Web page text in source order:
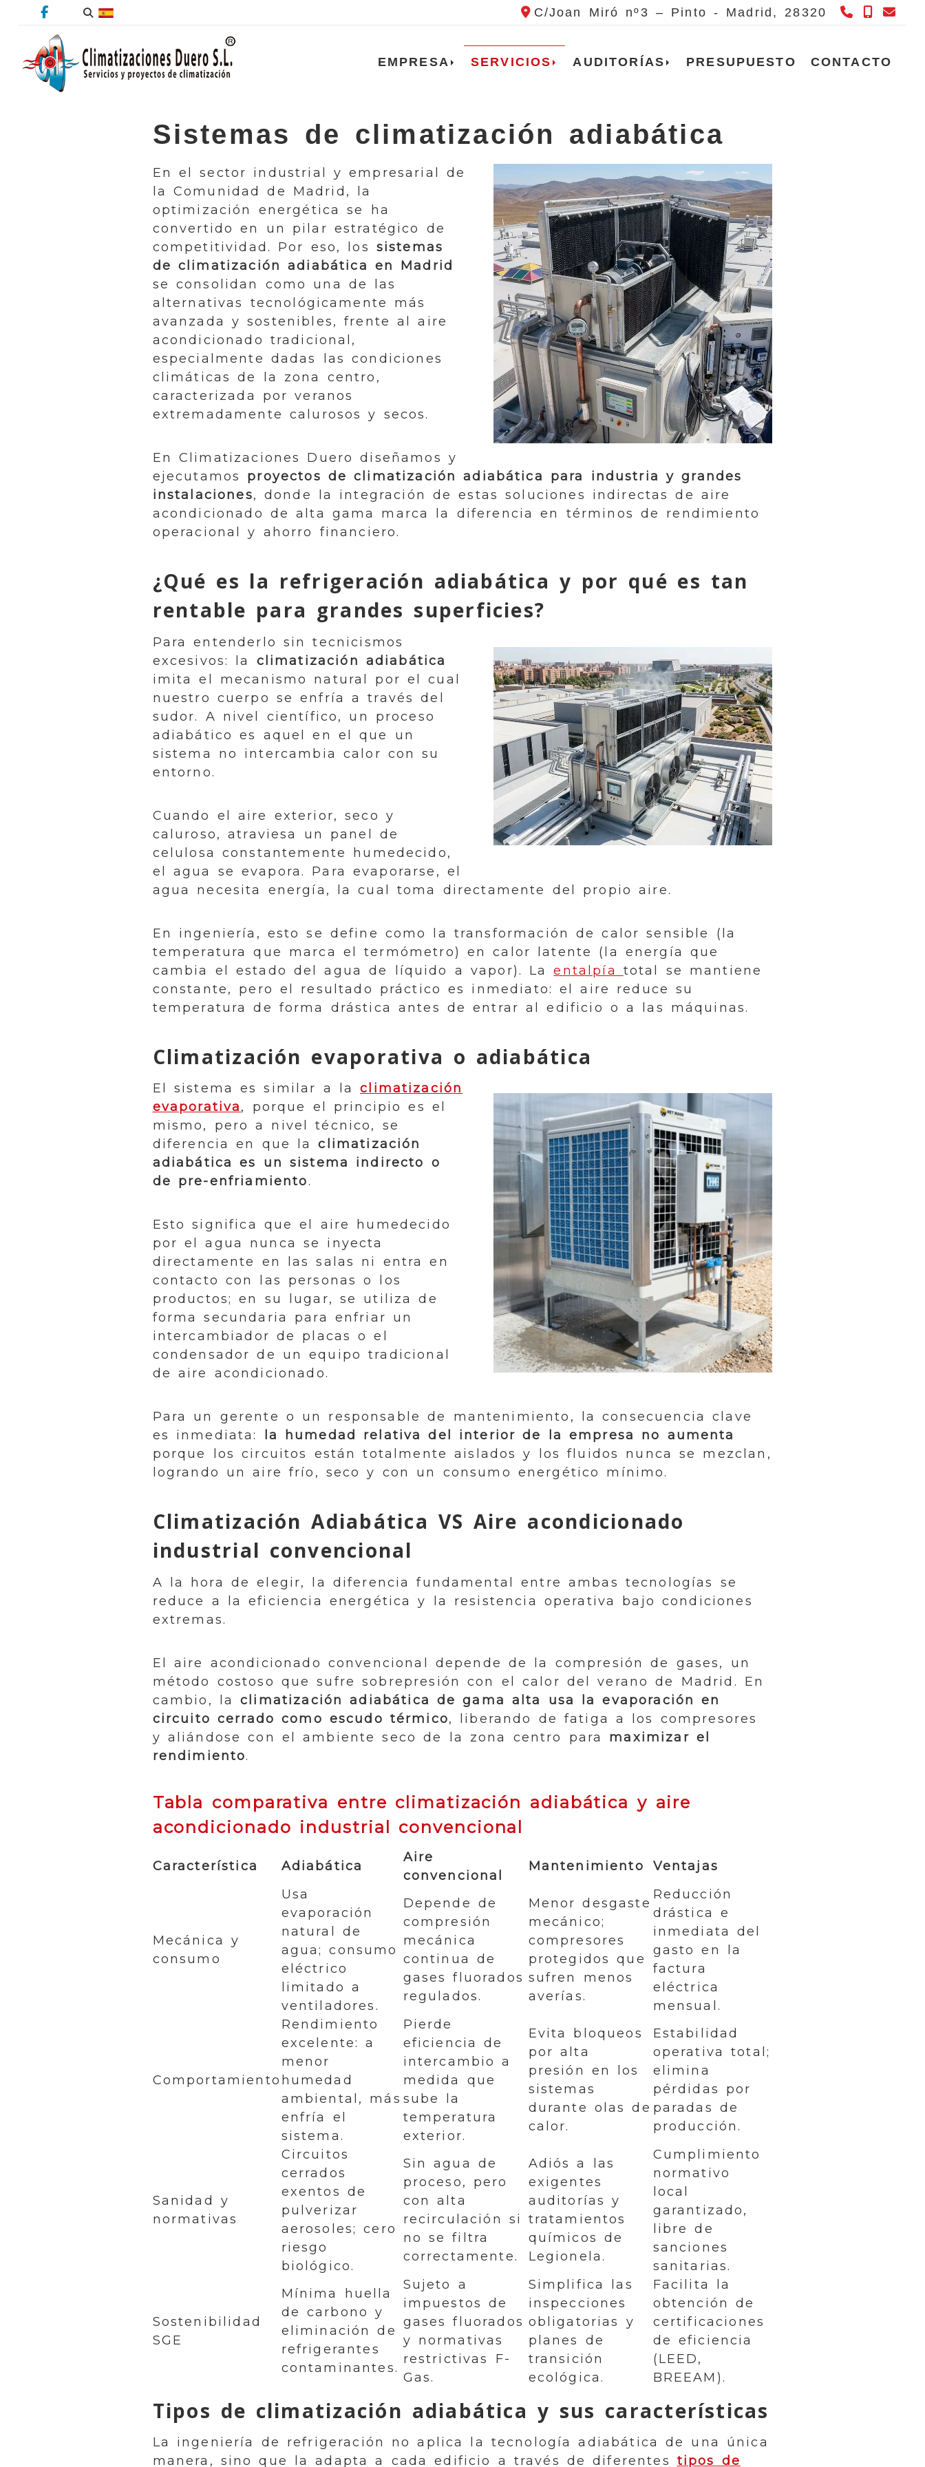
C/Joan Miró nº3 – Pinto - Madrid, 28320 658 980
615
EMPRESA SERVICIOS AUDITORÍAS PRESUPUESTO CONTACTO
Sistemas de climatización adiabática
En el sector industrial y empresarial de
la Comunidad de Madrid, la
optimización energética se ha
convertido en un pilar estratégico de
competitividad. Por eso, los sistemas
de climatización adiabática en Madrid
se consolidan como una de las
alternativas tecnológicamente más
avanzada y sostenibles, frente al aire
acondicionado tradicional,
especialmente dadas las condiciones
climáticas de la zona centro,
caracterizada por veranos
extremadamente calurosos y secos.
En Climatizaciones Duero diseñamos y
ejecutamos proyectos de climatización adiabática para industria y grandes
instalaciones, donde la integración de estas soluciones indirectas de aire
acondicionado de alta gama marca la diferencia en términos de rendimiento
operacional y ahorro financiero.
¿Qué es la refrigeración adiabática y por qué es tan
rentable para grandes superficies?
Para entenderlo sin tecnicismos
excesivos: la climatización adiabática
imita el mecanismo natural por el cual
nuestro cuerpo se enfría a través del
sudor. A nivel científico, un proceso
adiabático es aquel en el que un
sistema no intercambia calor con su
entorno.
Cuando el aire exterior, seco y
caluroso, atraviesa un panel de
celulosa constantemente humedecido,
el agua se evapora. Para evaporarse, el
agua necesita energía, la cual toma directamente del propio aire.
En ingeniería, esto se define como la transformación de calor sensible (la
temperatura que marca el termómetro) en calor latente (la energía que
cambia el estado del agua de líquido a vapor). Laentalpía total se mantiene
constante, pero el resultado práctico es inmediato: el aire reduce su
temperatura de forma drástica antes de entrar al edificio o a las máquinas.
Climatización evaporativa o adiabática
El sistema es similar a laclimatización
evaporativa, porque el principio es el
mismo, pero a nivel técnico, se
diferencia en que laclimatización
adiabática es un sistema indirecto o
de pre-enfriamiento.
Esto significa que el aire humedecido
por el agua nunca se inyecta
directamente en las salas ni entra en
contacto con las personas o los
productos; en su lugar, se utiliza de
forma secundaria para enfriar un
intercambiador de placas o el
condensador de un equipo tradicional
de aire acondicionado.
Para un gerente o un responsable de mantenimiento, la consecuencia clave
es inmediata: la humedad relativa del interior de la empresa no aumenta
porque los circuitos están totalmente aislados y los fluidos nunca se mezclan,
logrando un aire frío, seco y con un consumo energético mínimo.
Climatización Adiabática VS Aire acondicionado
industrial convencional
A la hora de elegir, la diferencia fundamental entre ambas tecnologías se
reduce a la eficiencia energética y la resistencia operativa bajo condiciones
extremas.
El aire acondicionado convencional depende de la compresión de gases, un
método costoso que sufre sobrepresión con el calor del verano de Madrid. En
cambio, laclimatización adiabática de gama alta usa la evaporación en
circuito cerrado como escudo térmico, liberando de fatiga a los compresores
y aliándose con el ambiente seco de la zona centro para maximizar el
rendimiento.
Tabla comparativa entre climatización adiabática y aire
acondicionado industrial convencional
Característica Adiabática
Aire
convencional
Mantenimiento Ventajas
Mecánica y
consumo
Usa
evaporación
natural de
agua; consumo
eléctrico
limitado a
ventiladores.
Depende de
compresión
mecánica
continua de
gases fluorados
regulados.
Menor desgaste
mecánico;
compresores
protegidos que
sufren menos
averías.
Reducción
drástica e
inmediata del
gasto en la
factura
eléctrica
mensual.
Comportamiento
Rendimiento
excelente: a
menor
humedad
ambiental, más
enfría el
sistema.
Pierde
eficiencia de
intercambio a
medida que
sube la
temperatura
exterior.
Evita bloqueos
por alta
presión en los
sistemas
durante olas de
calor.
Estabilidad
operativa total;
elimina
pérdidas por
paradas de
producción.
Sanidad y
normativas
Circuitos
cerrados
exentos de
pulverizar
aerosoles; cero
riesgo
biológico.
Sin agua de
proceso, pero
con alta
recirculación si
no se filtra
correctamente.
Adiós a las
exigentes
auditorías y
tratamientos
químicos de
Legionela.
Cumplimiento
normativo
local
garantizado,
libre de
sanciones
sanitarias.
Sostenibilidad
SGE
Mínima huella
de carbono y
eliminación de
refrigerantes
contaminantes.
Sujeto a
impuestos de
gases fluorados
y normativas
restrictivas F-
Gas.
Simplifica las
inspecciones
obligatorias y
planes de
transición
ecológica.
Facilita la
obtención de
certificaciones
de eficiencia
(LEED,
BREEAM).
Tipos de climatización adiabática y sus características
La ingeniería de refrigeración no aplica la tecnología adiabática de una única
manera, sino que la adapta a cada edificio a través de diferentes tipos de